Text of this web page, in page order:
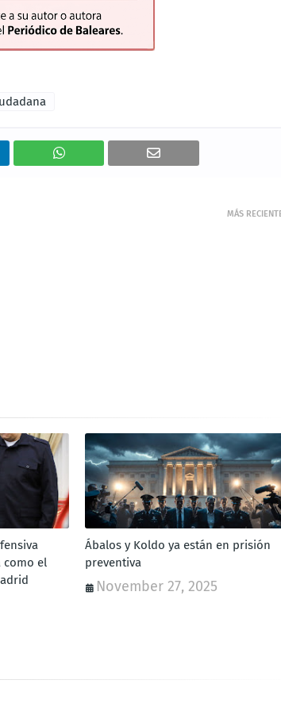
MÁS
como el
Ábalos y Koldo ya están en prisión
preventiva
November 27, 2025